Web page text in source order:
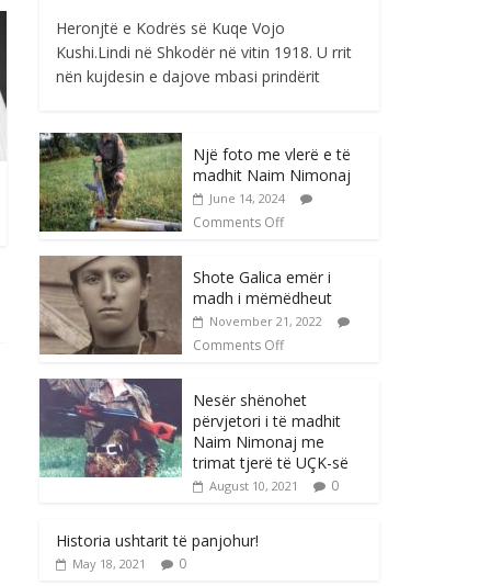
Heronjtë e Kodrës së Kuqe Vojo
Kushi.Lindi në Shkodër në vitin 1918. U rrit
nën kujdesin e dajove mbasi prindërit
Një foto me vlerë e të
madhit Naim Nimonaj
June 14, 2024
Comments Off
Shote Galica emër i
madh i mëmëdheut
November 21, 2022
Comments Off
Nesër shënohet
përvjetori i të madhit
Naim Nimonaj me
trimat tjerë të UÇK-së
August 10, 2021 0
Historia ushtarit të panjohur!
May 18, 2021 0